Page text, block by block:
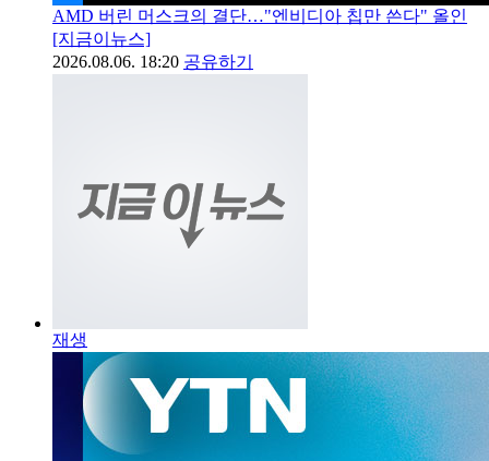
AMD 버린 머스크의 결단…"엔비디아 칩만 쓴다" 올인
[지금이뉴스]
2026.08.06. 18:20 공유하기
재생